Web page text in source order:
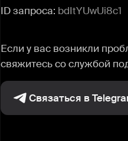
ID запроса: bdItYUwUi8c1
Если у вас возникли
свяжитесь со службой
Связаться в